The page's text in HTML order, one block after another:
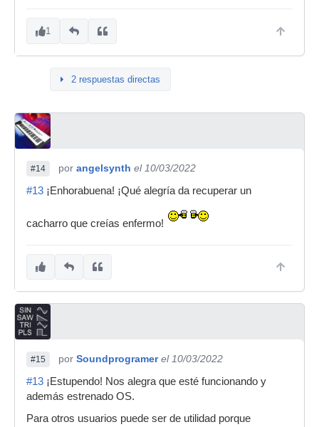
1
2 respuestas directas
#14 por angelsynth el 10/03/2022
#13 ¡Enhorabuena! ¡Qué alegría da recuperar un
cacharro que creías enfermo!
#15 por Soundprogramer el 10/03/2022
#13 ¡Estupendo! Nos alegra que esté funcionando y
además estrenado OS.
Para otros usuarios puede ser de utilidad porque